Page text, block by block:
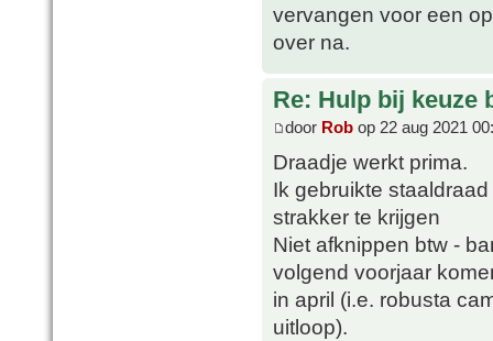
vervangen voor een
over na.
Re: Hulp bij keuze
door Rob op 22 aug 2021
Draadje werkt prima.
Ik gebruikte
strakker te krijgen
Niet afknippen btw -
volgend voorjaar
in april (i.e. robusta
uitloop).